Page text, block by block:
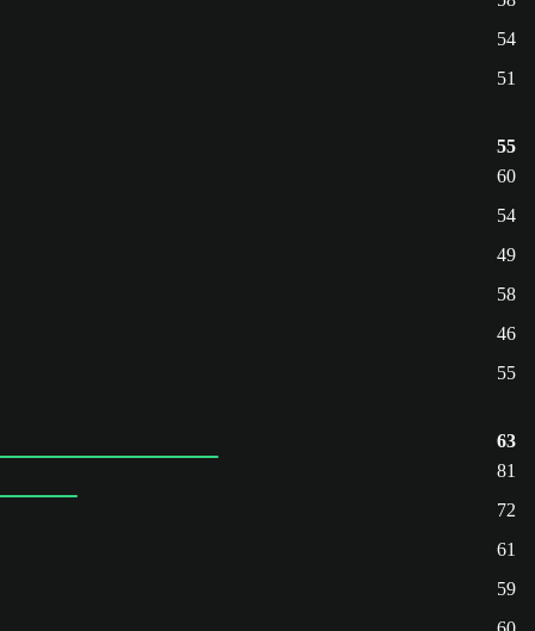
54
51
55
60
54
49
58
46
55
63
81
72
61
59